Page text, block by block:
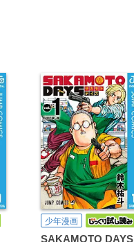
少年漫画
SAKAMOTO DAYS